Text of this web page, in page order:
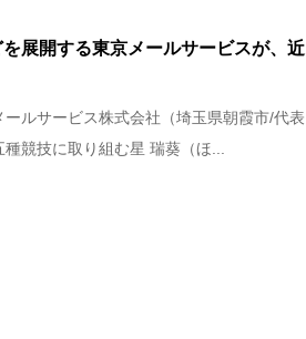
を展開する東京メールサービスが、近
ルサービス株式会社（埼玉県朝霞市/代表
競技に取り組む星 瑞葵（ほ...